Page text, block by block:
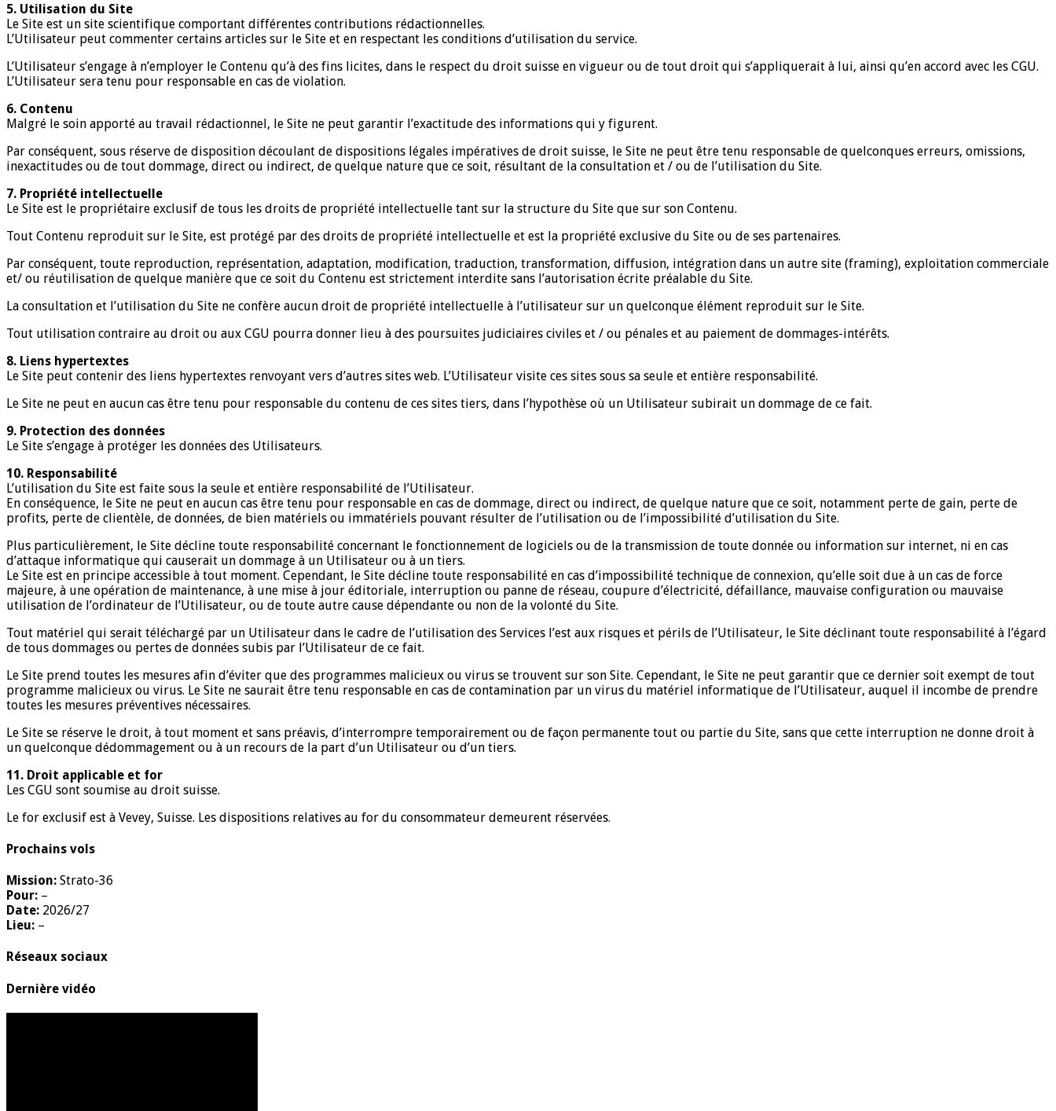
5. Utilisation du Site
Le Site est un site scientifique comportant différentes contributions rédactionnelles.
L’Utilisateur peut commenter certains articles sur le Site et en respectant les conditions d’utilisation du service.
L’Utilisateur s’engage à n’employer le Contenu qu’à des fins licites, dans le respect du droit suisse en vigueur ou de tout droit qui s’appliquerait à lui, ainsi qu’en accord avec les CGU.
L’Utilisateur sera tenu pour responsable en cas de violation.
6. Contenu
Malgré le soin apporté au travail rédactionnel, le Site ne peut garantir l’exactitude des informations qui y figurent.
Par conséquent, sous réserve de disposition découlant de dispositions légales impératives de droit suisse, le Site ne peut être tenu responsable de quelconques erreurs, omissions,
inexactitudes ou de tout dommage, direct ou indirect, de quelque nature que ce soit, résultant de la consultation et / ou de l’utilisation du Site.
7. Propriété intellectuelle
Le Site est le propriétaire exclusif de tous les droits de propriété intellectuelle tant sur la structure du Site que sur son Contenu.
Tout Contenu reproduit sur le Site, est protégé par des droits de propriété intellectuelle et est la propriété exclusive du Site ou de ses partenaires.
Par conséquent, toute reproduction, représentation, adaptation, modification, traduction, transformation, diffusion, intégration dans un autre site (framing), exploitation commerciale
et/ ou réutilisation de quelque manière que ce soit du Contenu est strictement interdite sans l’autorisation écrite préalable du Site.
La consultation et l’utilisation du Site ne confère aucun droit de propriété intellectuelle à l’utilisateur sur un quelconque élément reproduit sur le Site.
Tout utilisation contraire au droit ou aux CGU pourra donner lieu à des poursuites judiciaires civiles et / ou pénales et au paiement de dommages-intérêts.
8. Liens hypertextes
Le Site peut contenir des liens hypertextes renvoyant vers d’autres sites web. L’Utilisateur visite ces sites sous sa seule et entière responsabilité.
Le Site ne peut en aucun cas être tenu pour responsable du contenu de ces sites tiers, dans l’hypothèse où un Utilisateur subirait un dommage de ce fait.
9. Protection des données
Le Site s’engage à protéger les données des Utilisateurs.
10. Responsabilité
L’utilisation du Site est faite sous la seule et entière responsabilité de l’Utilisateur.
En conséquence, le Site ne peut en aucun cas être tenu pour responsable en cas de dommage, direct ou indirect, de quelque nature que ce soit, notamment perte de gain, perte de
profits, perte de clientèle, de données, de bien matériels ou immatériels pouvant résulter de l’utilisation ou de l’impossibilité d’utilisation du Site.
Plus particulièrement, le Site décline toute responsabilité concernant le fonctionnement de logiciels ou de la transmission de toute donnée ou information sur internet, ni en cas
d’attaque informatique qui causerait un dommage à un Utilisateur ou à un tiers.
Le Site est en principe accessible à tout moment. Cependant, le Site décline toute responsabilité en cas d’impossibilité technique de connexion, qu’elle soit due à un cas de force
majeure, à une opération de maintenance, à une mise à jour éditoriale, interruption ou panne de réseau, coupure d’électricité, défaillance, mauvaise configuration ou mauvaise
utilisation de l’ordinateur de l’Utilisateur, ou de toute autre cause dépendante ou non de la volonté du Site.
Tout matériel qui serait téléchargé par un Utilisateur dans le cadre de l’utilisation des Services l’est aux risques et périls de l’Utilisateur, le Site déclinant toute responsabilité à l’égard
de tous dommages ou pertes de données subis par l’Utilisateur de ce fait.
Le Site prend toutes les mesures afin d’éviter que des programmes malicieux ou virus se trouvent sur son Site. Cependant, le Site ne peut garantir que ce dernier soit exempt de tout
programme malicieux ou virus. Le Site ne saurait être tenu responsable en cas de contamination par un virus du matériel informatique de l’Utilisateur, auquel il incombe de prendre
toutes les mesures préventives nécessaires.
Le Site se réserve le droit, à tout moment et sans préavis, d’interrompre temporairement ou de façon permanente tout ou partie du Site, sans que cette interruption ne donne droit à
un quelconque dédommagement ou à un recours de la part d’un Utilisateur ou d’un tiers.
11. Droit applicable et for
Les CGU sont soumise au droit suisse.
Le for exclusif est à Vevey, Suisse. Les dispositions relatives au for du consommateur demeurent réservées.
Prochains vols
Mission: Strato-36
Pour: –
Date: 2026/27
Lieu: –
Réseaux sociaux
Dernière vidéo